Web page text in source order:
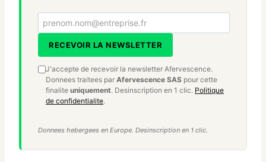
Votre email
RECEVOIR LA NEWSLETTER
J'accepte de recevoir la newsletter Afervescence.
Donnees traitees par Afervescence SAS pour cette
finalite uniquement. Desinscription en 1 clic. Politique
de confidentialite.
Donnees hebergees en Europe. Desinscription en 1 clic.